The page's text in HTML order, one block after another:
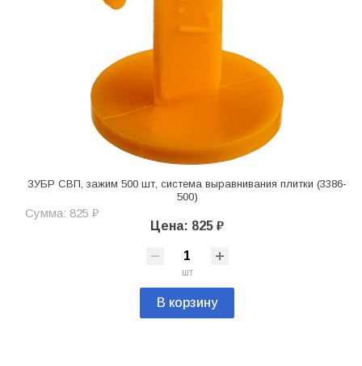
ЗУБР СВП, зажим 500 шт, система выравнивания плитки (3386-
500)
Сумма: 825 ₽
Цена: 825 ₽
шт
В корзину